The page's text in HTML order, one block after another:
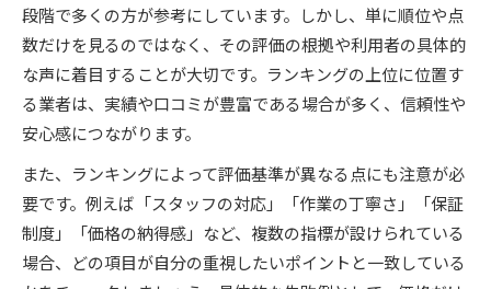
段階で多くの方が参考にしています。しかし、単に順位や点
数だけを見るのではなく、その評価の根拠や利用者の具体的
な声に着目することが大切です。ランキングの上位に位置す
る業者は、実績や口コミが豊富である場合が多く、信頼性や
安心感につながります。
また、ランキングによって評価基準が異なる点にも注意が必
要です。例えば「スタッフの対応」「作業の丁寧さ」「保証
制度」「価格の納得感」など、複数の指標が設けられている
場合、どの項目が自分の重視したいポイントと一致している